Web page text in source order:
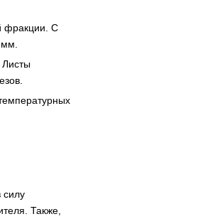
фракции. С
Листы
силу
Также,